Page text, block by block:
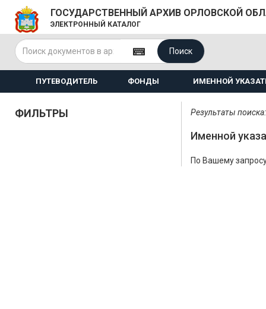
ГОСУДАРСТВЕННЫЙ АРХИВ ОРЛОВСКОЙ
ЭЛЕКТРОННЫЙ КАТАЛОГ
Поиск
ПУТЕВОДИТЕЛЬ ФОНДЫ ИМЕННОЙ
ФИЛЬТРЫ Результаты
Именной
По Вашему